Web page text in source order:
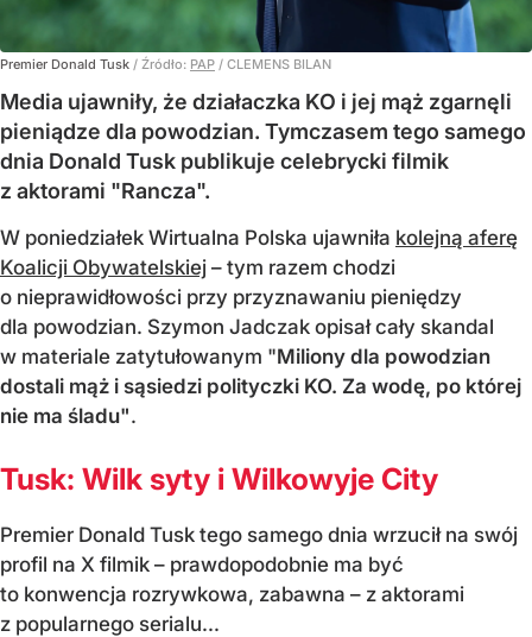
Premier Donald Tusk / Źródło: PAP / CLEMENS BILAN
Media ujawniły, że działaczka KO i jej mąż zgarnęli
pieniądze dla powodzian. Tymczasem tego samego
dnia Donald Tusk publikuje celebrycki filmik
z aktorami "Rancza".
W poniedziałek Wirtualna Polska ujawniła kolejną aferę
Koalicji Obywatelskiej – tym razem chodzi
o nieprawidłowości przy przyznawaniu pieniędzy
dla powodzian. Szymon Jadczak opisał cały skandal
w materiale zatytułowanym "Miliony dla powodzian
dostali mąż i sąsiedzi polityczki KO. Za wodę, po której
nie ma śladu".
Tusk: Wilk syty i Wilkowyje City
Premier Donald Tusk tego samego dnia wrzucił na swój
profil na X filmik – prawdopodobnie ma być
to konwencja rozrywkowa, zabawna – z aktorami
z popularnego serialu...